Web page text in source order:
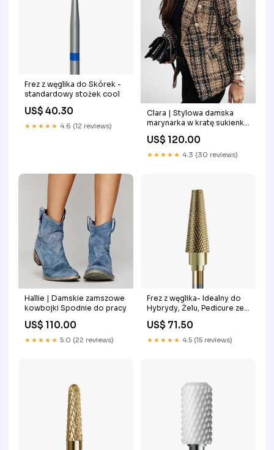
Frez z węglika do Skórek -
standardowy stożek cool
US$ 40.30
★★★★★ 4.6 (12 reviews)
Clara | Stylowa damska
marynarka w kratę sukienka
na bale
US$ 120.00
★★★★★ 4.3 (30 reviews)
Hallie | Damskie zamszowe
kowbojki Spodnie do pracy
US$ 110.00
★★★★★ 5.0 (22 reviews)
Frez z węglika- Idealny do
Hybrydy, Żelu, Pedicure ze
Złotą Powłoką - Delikatny
Stożek Bestseller
US$ 71.50
★★★★★ 4.5 (15 reviews)